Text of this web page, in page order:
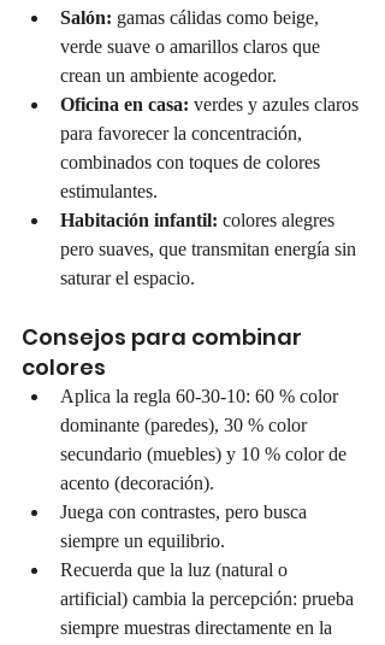
Salón: gamas cálidas como beige,
verde suave o amarillos claros que
crean un ambiente acogedor.
Oficina en casa: verdes y azules claros
para favorecer la concentración,
combinados con toques de colores
estimulantes.
Habitación infantil: colores alegres
pero suaves, que transmitan energía sin
saturar el espacio.
Consejos para combinar
colores
Aplica la regla 60-30-10: 60 % color
dominante (paredes), 30 % color
secundario (muebles) y 10 % color de
acento (decoración).
Juega con contrastes, pero busca
siempre un equilibrio.
Recuerda que la luz (natural o
artificial) cambia la percepción: prueba
siempre muestras directamente en la